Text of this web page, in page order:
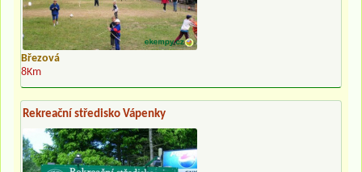
Březová
8Km
Rekreační středisko Vápenky